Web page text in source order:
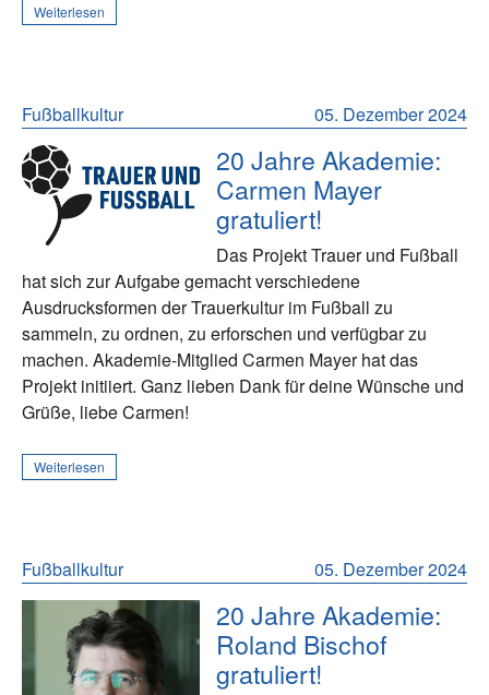
Weiterlesen
05. Dezember 2024
Fußballkultur
20 Jahre Akademie:
Carmen Mayer
gratuliert!
Das Projekt Trauer und Fußball
hat sich zur Aufgabe gemacht verschiedene
Ausdrucksformen der Trauerkultur im Fußball zu
sammeln, zu ordnen, zu erforschen und verfügbar zu
machen. Akademie-Mitglied Carmen Mayer hat das
Projekt initiiert. Ganz lieben Dank für deine Wünsche und
Grüße, liebe Carmen!
Weiterlesen
05. Dezember 2024
Fußballkultur
20 Jahre Akademie:
Roland Bischof
gratuliert!